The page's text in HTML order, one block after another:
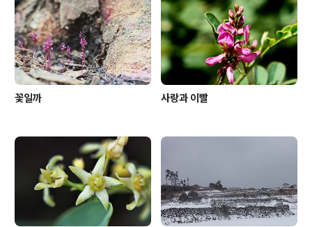
꽃일까 사랑과 이빨